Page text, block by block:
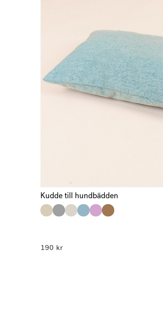
E-post
Spara mitt namn, min e-
skriver en kommentar.
Kudde till hundbädden
190 kr